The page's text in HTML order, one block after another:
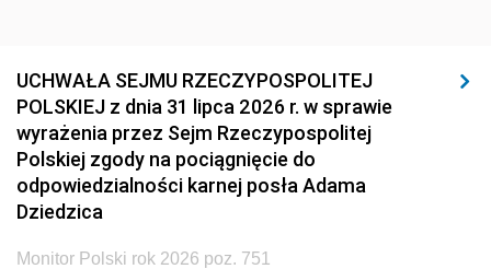
UCHWAŁA SEJMU RZECZYPOSPOLITEJ
POLSKIEJ z dnia 31 lipca 2026 r. w sprawie
wyrażenia przez Sejm Rzeczypospolitej
Polskiej zgody na pociągnięcie do
odpowiedzialności karnej posła Adama
Dziedzica
Monitor Polski rok 2026 poz. 751